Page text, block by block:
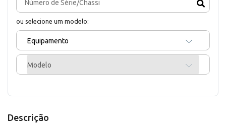
ou selecione um modelo:
Equipamento
Modelo
Descrição